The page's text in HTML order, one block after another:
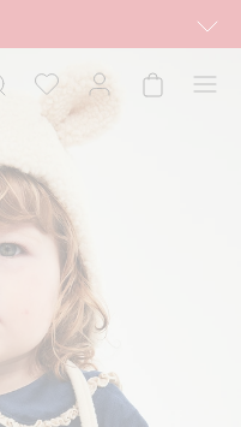
oraz na kappahl.com. Ofert